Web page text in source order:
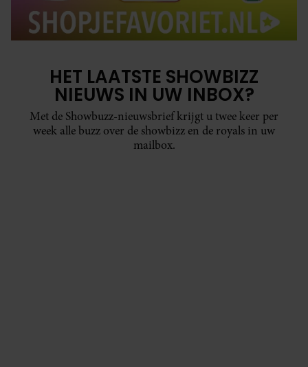
HET LAATSTE SHOWBIZZ
NIEUWS IN UW INBOX?
Met de Showbuzz-nieuwsbrief krijgt u twee keer per
week alle buzz over de showbizz en de royals in uw
mailbox.